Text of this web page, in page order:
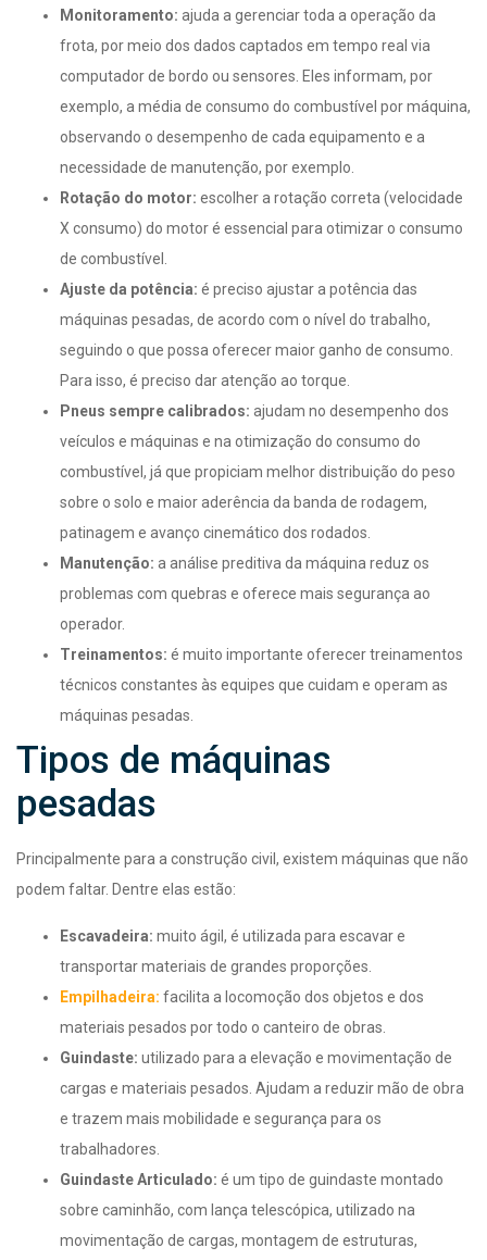
Monitoramento: ajuda a gerenciar toda a operação da
frota, por meio dos dados captados em tempo real via
computador de bordo ou sensores. Eles informam, por
exemplo, a média de consumo do combustível por máquina,
observando o desempenho de cada equipamento e a
necessidade de manutenção, por exemplo.
Rotação do motor: escolher a rotação correta (velocidade
X consumo) do motor é essencial para otimizar o consumo
de combustível.
Ajuste da potência: é preciso ajustar a potência das
máquinas pesadas, de acordo com o nível do trabalho,
seguindo o que possa oferecer maior ganho de consumo.
Para isso, é preciso dar atenção ao torque.
Pneus sempre calibrados: ajudam no desempenho dos
veículos e máquinas e na otimização do consumo do
combustível, já que propiciam melhor distribuição do peso
sobre o solo e maior aderência da banda de rodagem,
patinagem e avanço cinemático dos rodados.
Manutenção: a análise preditiva da máquina reduz os
problemas com quebras e oferece mais segurança ao
operador.
Treinamentos: é muito importante oferecer treinamentos
técnicos constantes às equipes que cuidam e operam as
máquinas pesadas.
Tipos de máquinas
pesadas
Principalmente para a construção civil, existem máquinas que não
podem faltar. Dentre elas estão:
Escavadeira: muito ágil, é utilizada para escavar e
transportar materiais de grandes proporções.
Empilhadeira: facilita a locomoção dos objetos e dos
materiais pesados por todo o canteiro de obras.
Guindaste: utilizado para a elevação e movimentação de
cargas e materiais pesados. Ajudam a reduzir mão de obra
e trazem mais mobilidade e segurança para os
trabalhadores.
Guindaste Articulado: é um tipo de guindaste montado
sobre caminhão, com lança telescópica, utilizado na
movimentação de cargas, montagem de estruturas,